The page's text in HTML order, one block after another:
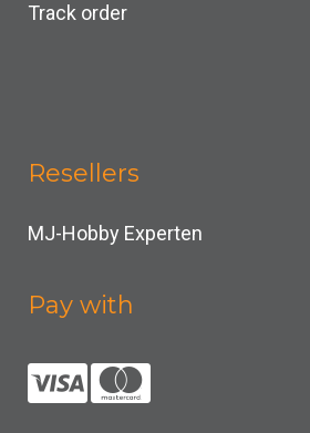
Track order
Resellers
MJ-Hobby Experten
Pay with